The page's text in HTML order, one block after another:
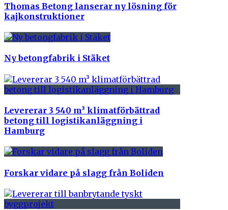
Thomas Betong lanserar ny lösning för
kajkonstruktioner
Ny betongfabrik i Stäket
Levererar 3 540 m³ klimatförbättrad
betong till logistikanläggning i
Hamburg
Forskar vidare på slagg från Boliden